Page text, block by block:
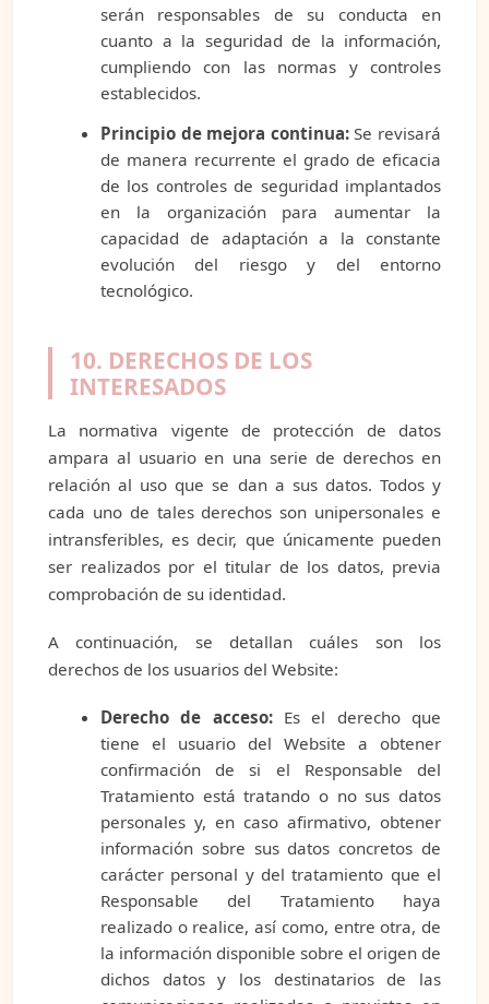
serán responsables de su conducta en
cuanto a la seguridad de la información,
cumpliendo con las normas y controles
establecidos.
Principio de mejora continua:Se revisará
de manera recurrente el grado de eficacia
de los controles de seguridad implantados
en la organización para aumentar la
capacidad de adaptación a la constante
evolución del riesgo y del entorno
tecnológico.
10. DERECHOS DE LOS
INTERESADOS
La normativa vigente de protección de datos
ampara al usuario en una serie de derechos en
relación al uso que se dan a sus datos. Todos y
cada uno de tales derechos son unipersonales e
intransferibles, es decir, que únicamente pueden
ser realizados por el titular de los datos, previa
comprobación de su identidad.
A continuación, se detallan cuáles son los
derechos de los usuarios del Website:
Derecho de acceso:Es el derecho que
tiene el usuario del Website a obtener
confirmación de si el Responsable del
Tratamiento está tratando o no sus datos
personales y, en caso afirmativo, obtener
información sobre sus datos concretos de
carácter personal y del tratamiento que el
Responsable del Tratamiento haya
realizado o realice, así como, entre otra, de
la información disponible sobre el origen de
dichos datos y los destinatarios de las